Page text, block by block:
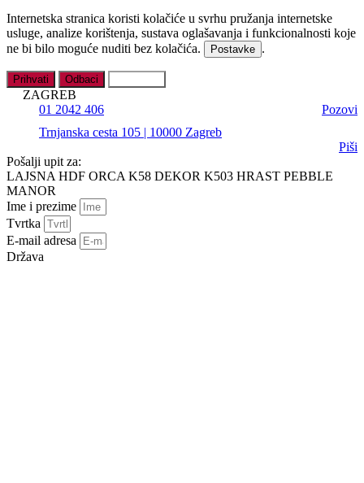
Internetska stranica koristi kolačiće u svrhu pružanja internetske
usluge, analize korištenja, sustava oglašavanja i funkcionalnosti koje
ne bi bilo moguće nuditi bez kolačića.
Postavke .
Prihvati Odbaci
ZAGREB
01 2042 406
Pozovi
Trnjanska cesta 105 | 10000 Zagreb
Piši
Pošalji upit za:
LAJSNA HDF ORCA K58 DEKOR K503 HRAST PEBBLE
MANOR
Ime i prezime
Tvrtka
E-mail adresa
Država